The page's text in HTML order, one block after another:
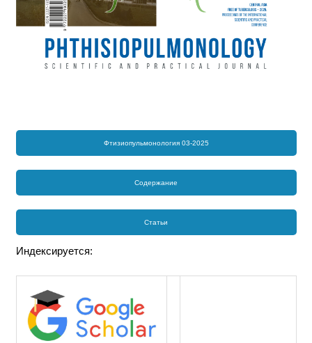
Фтизиопульмонология 03-2025
Содержание
Статьи
Индексируется: